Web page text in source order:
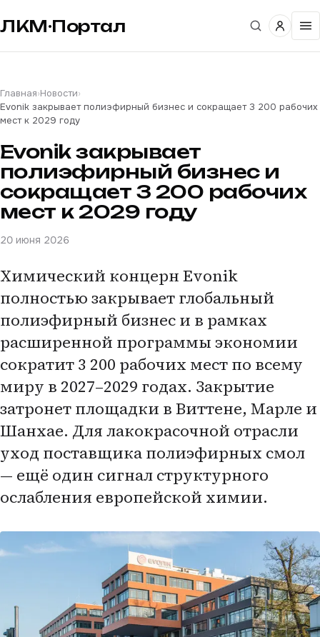
ЛКМ·Портал
Главная›Новости›
Evonik закрывает полиэфирный бизнес и сокращает 3 200 рабочих
мест к 2029 году
Evonik закрывает
полиэфирный бизнес и
сокращает 3 200 рабочих
мест к 2029 году
20 июня 2026
Химический концерн Evonik
полностью закрывает глобальный
полиэфирный бизнес и в рамках
расширенной программы экономии
сократит 3 200 рабочих мест по всему
миру в 2027–2029 годах. Закрытие
затронет площадки в Виттене, Марле и
Шанхае. Для лакокрасочной отрасли
уход поставщика полиэфирных смол
— ещё один сигнал структурного
ослабления европейской химии.